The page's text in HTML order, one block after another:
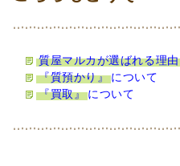
質屋マルカが選ばれる理由
『質預かり』 について
『買取』 について